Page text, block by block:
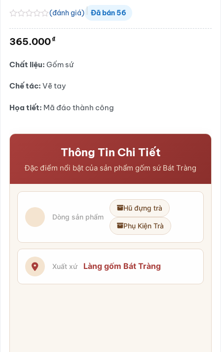
hạng
sao
(đánh giá) Đã bán 56
365.000₫
Chất liệu: Gốm sứ
Chế tác: Vẽ tay
Họa tiết: Mã đáo thành công
Thông Tin Chi Tiết
Đặc điểm nổi bật của sản phẩm gốm sứ Bát Tràng
Dòng sản phẩm
Hũ đựng trà
Phụ Kiện Trà
Xuất xứ Làng gốm Bát Tràng